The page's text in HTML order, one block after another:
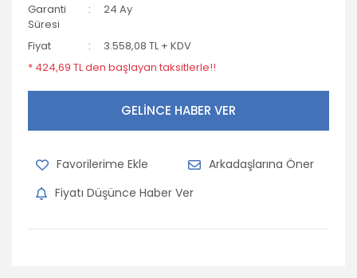
Garanti
Süresi
24 Ay
Fiyat
3.558,08 TL + KDV
* 424,69 TL den başlayan taksitlerle!!
GELİNCE HABER VER
Arkadaşlarına Öner
Fiyatı Düşünce Haber Ver